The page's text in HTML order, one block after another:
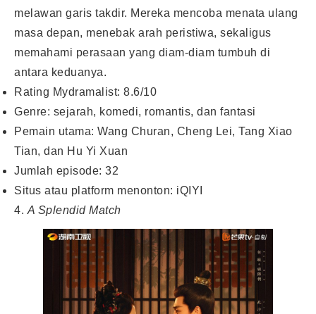
melawan garis takdir. Mereka mencoba menata ulang
masa depan, menebak arah peristiwa, sekaligus
memahami perasaan yang diam-diam tumbuh di
antara keduanya.
Rating Mydramalist: 8.6/10
Genre: sejarah, komedi, romantis, dan fantasi
Pemain utama: Wang Churan, Cheng Lei, Tang Xiao
Tian, dan Hu Yi Xuan
Jumlah episode: 32
Situs atau platform menonton: iQIYI
4. A Splendid Match